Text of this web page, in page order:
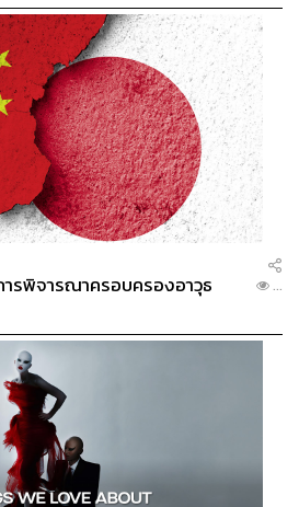
ด้าวยังมีอีกหลายแง่มุม นอกจาก
ป็นกระแสไปไม่นานนี้
สงบนิ่ง ปัญหาอีกหลายประการก็
อนเช่นเดียวกัน
SOTHY/AFP
มูลนิธิรักษ์ไทย กองทุนโลก
THE AUTHOR
รพิจารณาครอบครองอาวุธ
...